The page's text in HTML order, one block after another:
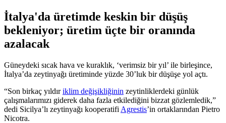
İtalya'da üretimde keskin bir düşüş
bekleniyor; üretim üçte bir oranında
azalacak
Güneydeki sıcak hava ve kuraklık, ​‘verimsiz bir yıl’ ile birleşince,
İtalya’da zeytinyağı üretiminde yüzde 30’luk bir düşüşe yol açtı.
“Son birkaç yıldıriklim değişikliğinin zeytinliklerdeki günlük
çalışmalarımızı giderek daha fazla etkilediğini bizzat gözlemledik,”
dedi Sicilya’lı zeytinyağı kooperatifi Agrestis’in ortaklarından Pietro
Nicotra.